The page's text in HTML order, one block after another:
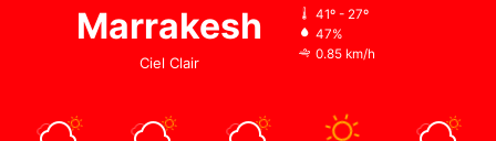
Marrakesh
Ciel Clair
41º - 27º
47%
0.85 km/h